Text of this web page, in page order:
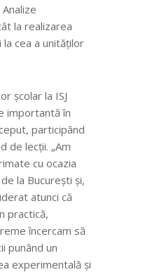
la realizarea
cea a unităților
școlar la ISJ
importantă în
participând
de lecții. „Am
cu ocazia
la București și,
atunci că
practică,
încercam să
punând un
experimentală și